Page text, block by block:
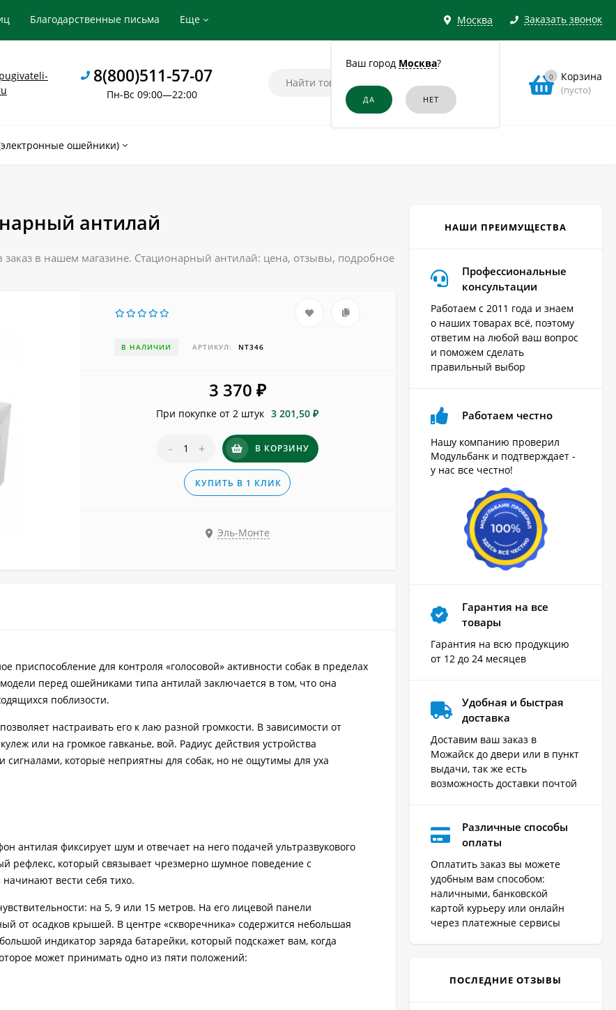
Москва
Ваш город Москва?
Заказать звонок
Благодарственные письма Еще
8(800)511-57-07
Пн-Вс 09:00—22:00
0 Корзина
(пусто)
ошейники)
антилай
в нашем магазине. Стационарный антилай: цена, отзывы, подробное
В НАЛИЧИИ АРТИКУЛ: NT346
3 370 ₽
При покупке от 2 штук 3 201,50 ₽
- + В КОРЗИНУ
КУПИТЬ В 1 КЛИК
Эль-Монте
приспособление для контроля «голосовой» активности собак в пределах
перед ошейниками типа антилай заключается в том, что она
поблизости.
настраивать его к лаю разной громкости. В зависимости от
или на громкое гавканье, вой. Радиус действия устройства
сигналами, которые неприятны для собак, но не ощутимы для уха
антилая фиксирует шум и отвечает на него подачей ультразвукового
рефлекс, который связывает чрезмерно шумное поведение с
вести себя тихо.
на 5, 9 или 15 метров. На его лицевой панели
от осадков крышей. В центре «скворечника» содержится небольшая
индикатор заряда батарейки, который подскажет вам, когда
может принимать одно из пяти положений:
НАШИ ПРЕИМУЩЕСТВА
Профессиональные
консультации
Работаем с 2011 года и знаем
о наших товарах всё, поэтому
ответим на любой ваш вопрос
и поможем сделать
правильный выбор
Работаем честно
Нашу компанию проверил
Модульбанк и подтверждает -
у нас все честно!
Гарантия на все
товары
Гарантия на всю продукцию
от 12 до 24 месяцев
Удобная и быстрая
доставка
Доставим ваш заказ в
Можайск до двери или в пункт
выдачи, так же есть
возможность доставки почтой
Различные способы
оплаты
Оплатить заказ вы можете
удобным вам способом:
наличными, банковской
картой курьеру или онлайн
через платежные сервисы
ПОСЛЕДНИЕ ОТЗЫВЫ